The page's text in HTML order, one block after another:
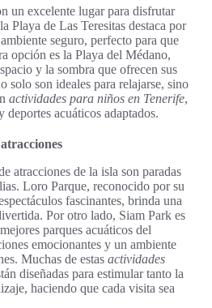
un excelente lugar para disfrutar
Playa de Las Teresitas destaca por
seguro, perfecto para que
opción es la Playa del Médano,
y la sombra que ofrecen sus
solo son ideales para relajarse, sino
actividades para niños en Tenerife,
deportes acuáticos adaptados.
atracciones de la isla son paradas
Loro Parque, reconocido por su
fascinantes, brinda una
Por otro lado, Siam Park es
parques acuáticos del
emocionantes y un ambiente
Muchas de estas actividades
diseñadas para estimular tanto la
haciendo que cada visita sea